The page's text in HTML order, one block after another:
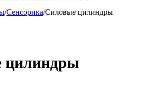
/Сенсорика/Силовые цилиндры
цилиндры